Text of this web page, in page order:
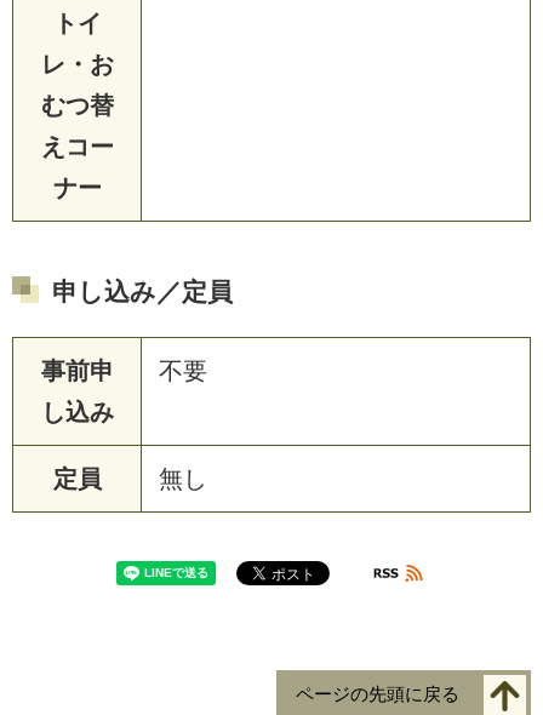
トイ
レ・お
むつ替
えコー
ナー
申し込み／定員
事前申
し込み
不要
定員 無し
ページの先頭に戻る